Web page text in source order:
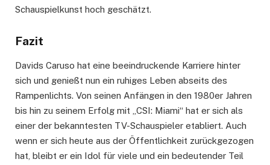
Schauspielkunst hoch geschätzt.
Fazit
Davids Caruso hat eine beeindruckende Karriere hinter
sich und genießt nun ein ruhiges Leben abseits des
Rampenlichts. Von seinen Anfängen in den 1980er Jahren
bis hin zu seinem Erfolg mit „CSI: Miami“ hat er sich als
einer der bekanntesten TV-Schauspieler etabliert. Auch
wenn er sich heute aus der Öffentlichkeit zurückgezogen
hat, bleibt er ein Idol für viele und ein bedeutender Teil